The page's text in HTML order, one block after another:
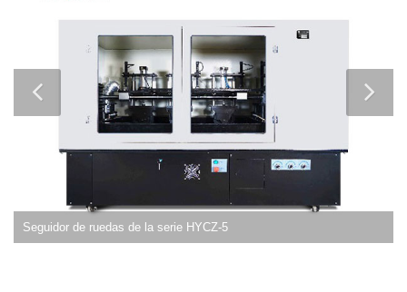
Seguidor de ruedas de la serie HYCZ-5